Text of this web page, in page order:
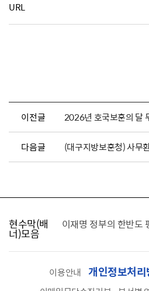
URL
이전글 2026년 호국보훈의 달
다음글 (대구지방보훈청) 사무
현수막(배
너)모음
찾습니다 이재명 정부의 한반도
이용안내 개인정보처리